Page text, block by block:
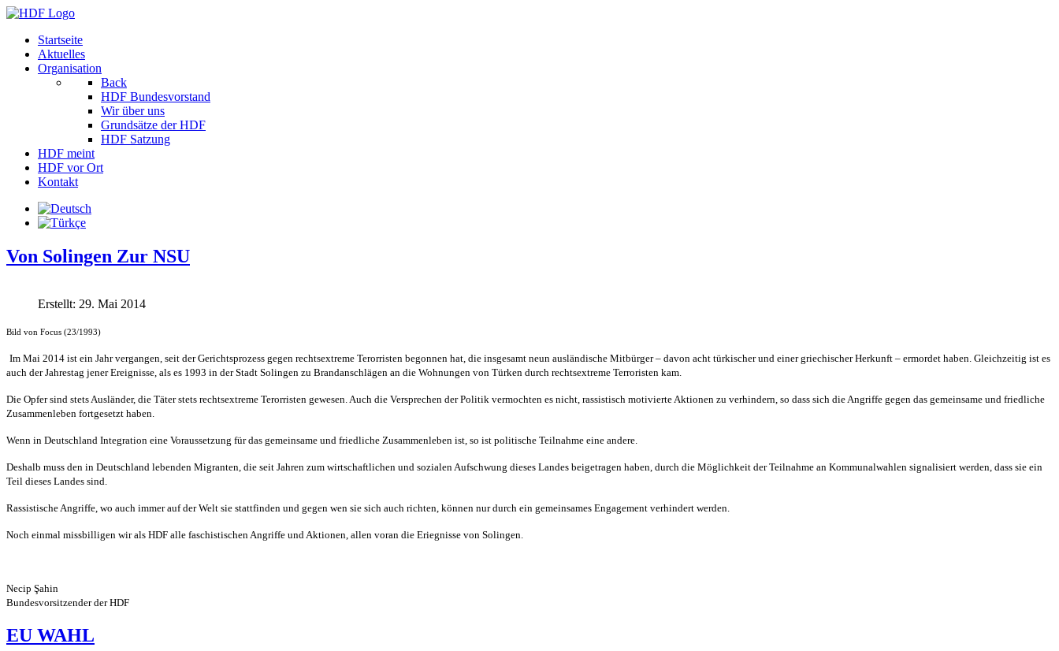
Startseite
Aktuelles
Organisation
Back
HDF Bundesvorstand
Wir über uns
Grundsätze der HDF
HDF Satzung
HDF meint
HDF vor Ort
Kontakt
Von Solingen Zur NSU
Erstellt: 29. Mai 2014
Bild von Focus (23/1993)
Im Mai 2014 ist ein Jahr vergangen, seit der Gerichtsprozess gegen rechtsextreme Terorristen begonnen hat, die insgesamt neun ausländische Mitbürger – davon acht türkischer und einergriechischer Herkunft – ermordet haben. Gleichzeitig ist es
auch der Jahrestag jener Ereignisse, als es 1993 in der Stadt Solingen zu Brandanschlägen an die Wohnungen von Türken durch rechtsextreme Terroristen kam.
Die Opfer sind stets Ausländer, die Täter stets rechtsextreme Terorristen gewesen. Auch die Versprechen der Politik vermochten es nicht, rassistisch motivierte Aktionen zu verhindern, so dass sich die Angriffe gegen das gemeinsame und friedliche
Zusammenleben fortgesetzt haben.
Wenn in Deutschland Integration eine Voraussetzung für das gemeinsame und friedliche Zusammenleben ist, so ist politische Teilnahme eine andere.
Deshalb muss den in Deutschland lebenden Migranten, die seit Jahren zum wirtschaftlichen und sozialen Aufschwung dieses Landes beigetragen haben, durch die Möglichkeit derTeilnahme an Kommunalwahlen signalisiert werden, dass sie ein
Teil dieses Landes sind.
Rassistische Angriffe, wo auch immer auf der Welt sie stattfinden und gegen wen sie sich auch richten, können nurdurch ein gemeinsames Engagement verhindert werden.
Noch einmal missbilligen wir als HDF alle faschistischen Angriffe und Aktionen, allen voran die Eriegnisse von Solingen.
Necip Şahin
Bundesvorsitzender der HDF
EU WAHL